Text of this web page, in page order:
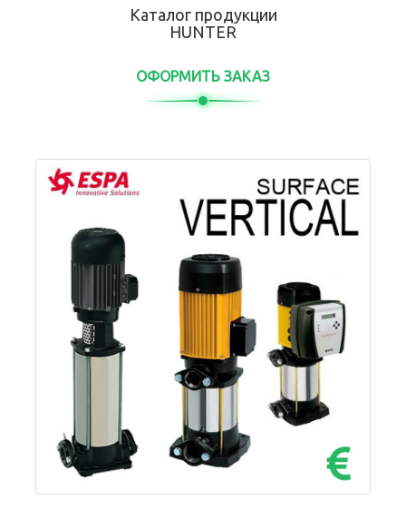
Каталог продукции
HUNTER
ОФОРМИТЬ ЗАКАЗ